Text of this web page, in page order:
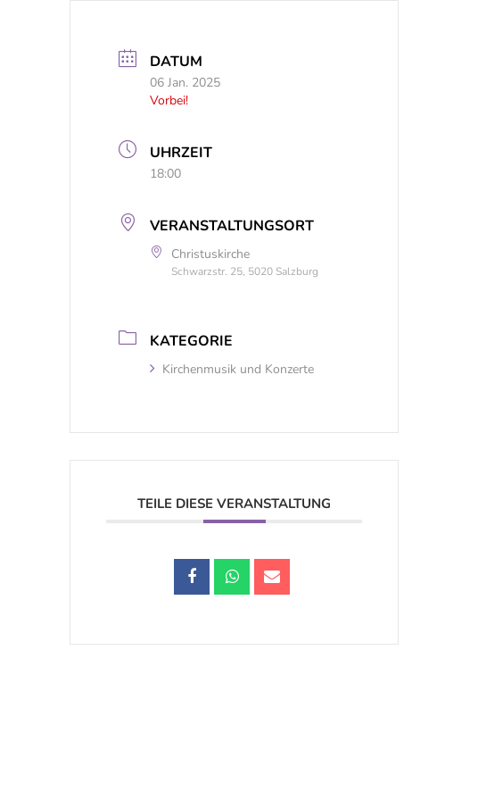
DATUM
06 Jan. 2025
Vorbei!
UHRZEIT
18:00
VERANSTALTUNGSORT
Christuskirche
Schwarzstr. 25, 5020 Salzburg
KATEGORIE
Kirchenmusik und Konzerte
TEILE DIESE VERANSTALTUNG